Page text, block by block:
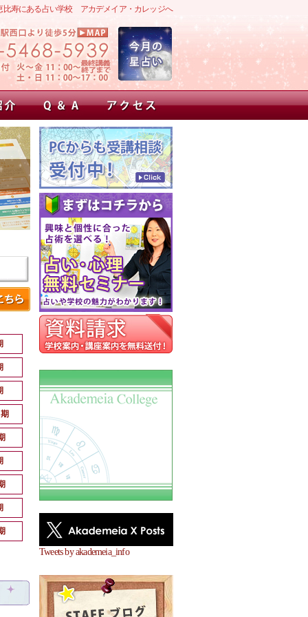
比寿にある占い学校 アカデメイア・カレッジへ
Tweets by akademeia_info